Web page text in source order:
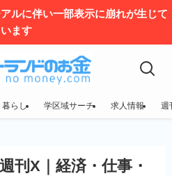
ルに伴い一部表示に崩れが生じて
います
暮らし 学区域サーチ 求人情報 週
刊X｜経済・仕事・